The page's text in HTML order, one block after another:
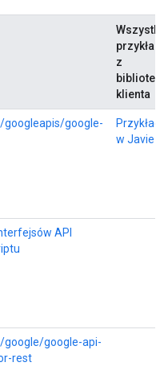
Wszystkie
przykłady
z
biblioteki
klienta
google-
Przykłady
w Javie
API
google-api-
rest